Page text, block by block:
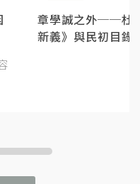
章學誠之外──杜
新義》與民初目錄